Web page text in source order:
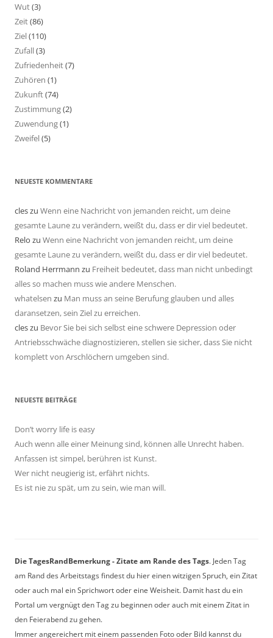
Wut(3)
Zeit(86)
Ziel(110)
Zufall(3)
Zufriedenheit(7)
Zuhören (1)
Zukunft(74)
Zustimmung(2)
Zuwendung(1)
Zweifel(5)
NEUESTE KOMMENTARE
cleszu Wenn eine Nachricht von jemanden reicht, um deine
gesamte Laune zu verändern, weißt du, dass er dir viel bedeutet.
Relo zu Wenn eine Nachricht von jemanden reicht, um deine
gesamte Laune zu verändern, weißt du, dass er dir viel bedeutet.
Roland Herrmann zu Freiheit bedeutet, dass man nicht unbedingt
alles so machen muss wie andere Menschen.
whatelsen zu Man muss an seine Berufung glauben und alles
daransetzen, sein Ziel zu erreichen.
cleszu Bevor Sie bei sich selbst eine schwere Depression oder
Antriebsschwäche diagnostizieren, stellen sie sicher, dass Sie nicht
komplett von Arschlöchern umgeben sind.
NEUESTE BEITRÄGE
Don’t worry life is easy
Auch wenn alle einer Meinung sind, können alle Unrecht haben.
Anfassen ist simpel, berühren ist Kunst.
Wer nicht neugierig ist, erfährt nichts.
Es ist nie zu spät, um zu sein, wie man will.
Die TagesRandBemerkung - Zitate am Rande des Tags. Jeden Tag
am Rand des Arbeitstags findest du hier einen witzigen Spruch, ein Zitat
oder auch mal ein Sprichwort oder eine Weisheit. Damit hast du ein
Portal um vergnügt den Tag zu beginnen oder auch mit einem Zitat in
den Feierabend zu gehen.
Immer angereichert mit einem passenden Foto oder Bild kannst du